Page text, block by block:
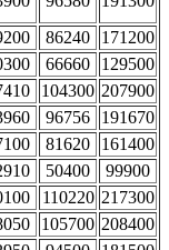
86240
171200
66660 129500
104300 207900
96756
191670
81620
161400
50400 99900
110220 217300
105700 208400